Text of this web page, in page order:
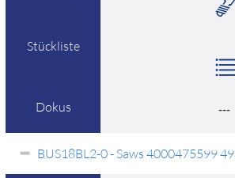
Stückliste
Dokus ---
BUS18BL2-0 - Saws 4000475599